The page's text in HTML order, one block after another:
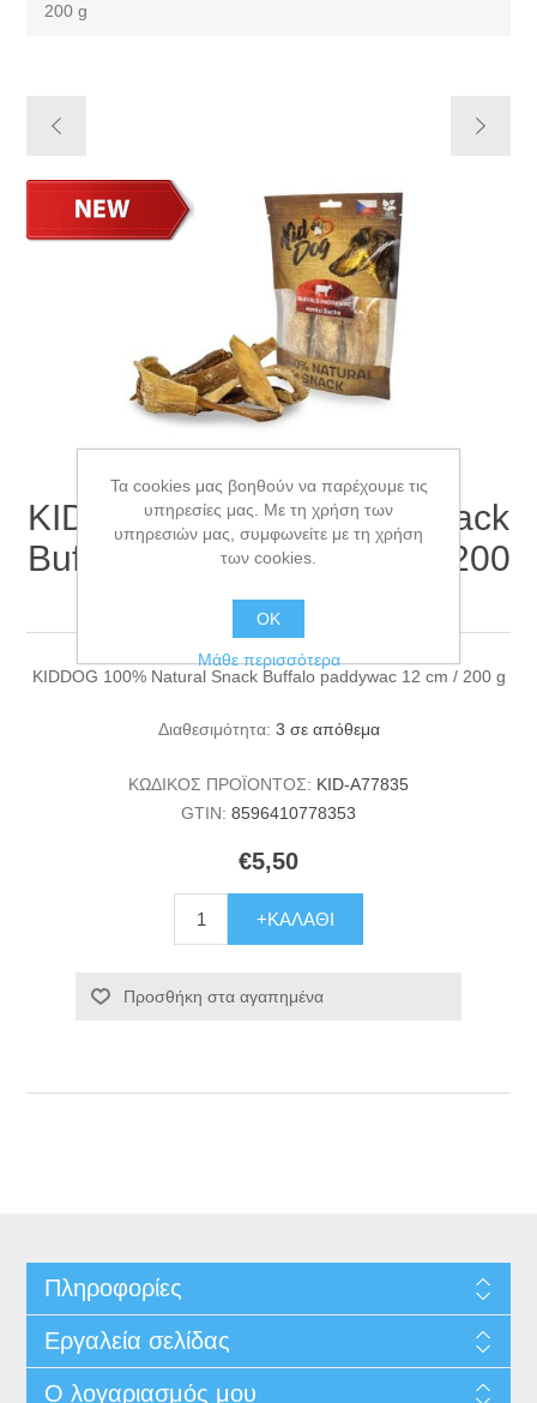
200 g
KIDDOG 100% Natural Snack
Buffalo paddywac 12 cm / 200
g
KIDDOG 100% Natural Snack Buffalo paddywac 12 cm / 200 g
Διαθεσιμότητα: 3 σε απόθεμα
ΚΩΔΙΚΟΣ ΠΡΟΪΟΝΤΟΣ: KID-A77835
GTIN: 8596410778353
€5,50
+ΚΑΛΆΘΙ
Προσθήκη στα αγαπημένα
Πληροφορίες
Εργαλεία σελίδας
Ο λογαριασμός μου
Τα cookies μας βοηθούν να παρέχουμε τις
υπηρεσίες μας. Με τη χρήση των
υπηρεσιών μας, συμφωνείτε με τη χρήση
των cookies.
ΟΚ
Μάθε περισσότερα